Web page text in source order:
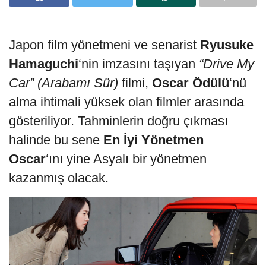
Japon film yönetmeni ve senarist Ryusuke
Hamaguchi‘nin imzasını taşıyan “Drive My
Car” (Arabamı Sür) filmi, Oscar Ödülü‘nü
alma ihtimali yüksek olan filmler arasında
gösteriliyor. Tahminlerin doğru çıkması
halinde bu sene En İyi Yönetmen
Oscar‘ını yine Asyalı bir yönetmen
kazanmış olacak.